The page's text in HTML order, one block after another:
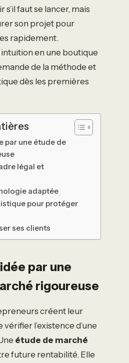
s’il faut se lancer, mais
son projet pour
rapidement.
en une boutique
de la méthode et
dès les premières
par une étude de
légal et
adaptée
pour protéger
ses clients
par une
rigoureuse
créent leur
l’existence d’une
étude de marché
future rentabilité. Elle